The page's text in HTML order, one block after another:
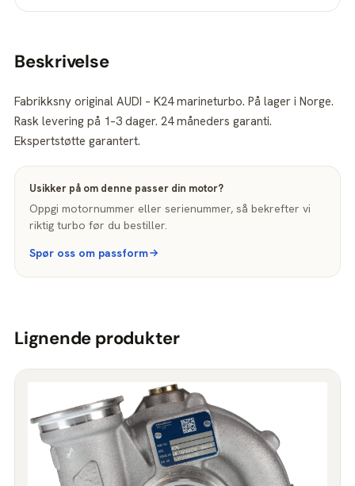
Beskrivelse
Fabrikksny original AUDI – K24 marineturbo. På lager i Norge.
Rask levering på 1–3 dager. 24 måneders garanti.
Ekspertstøtte garantert.
Usikker på om denne passer din motor?
Oppgi motornummer eller serienummer, så bekrefter vi
riktig turbo før du bestiller.
Spør oss om passform
Lignende produkter